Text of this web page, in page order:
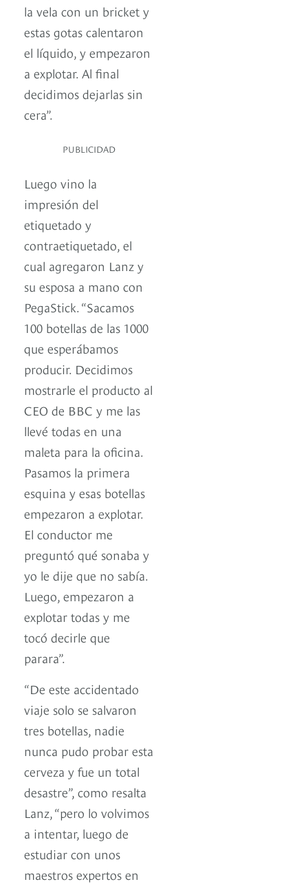
la vela con un bricket y
estas gotas calentaron
el líquido, y empezaron
a explotar. Al final
decidimos dejarlas sin
cera”.
PUBLICIDAD
Luego vino la
impresión del
etiquetado y
contraetiquetado, el
cual agregaron Lanz y
su esposa a mano con
PegaStick. “Sacamos
100 botellas de las 1000
que esperábamos
producir. Decidimos
mostrarle el producto al
CEO de BBC y me las
llevé todas en una
maleta para la oficina.
Pasamos la primera
esquina y esas botellas
empezaron a explotar.
El conductor me
preguntó qué sonaba y
yo le dije que no sabía.
Luego, empezaron a
explotar todas y me
tocó decirle que
parara”.
“De este accidentado
viaje solo se salvaron
tres botellas, nadie
nunca pudo probar esta
cerveza y fue un total
desastre”, como resalta
Lanz, “pero lo volvimos
a intentar, luego de
estudiar con unos
maestros expertos en